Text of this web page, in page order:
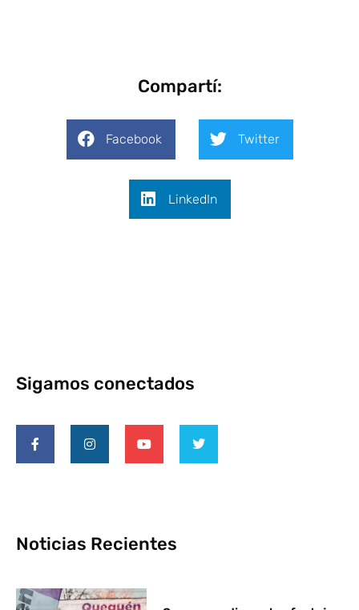
Compartí:
Facebook Twitter
LinkedIn
Sigamos conectados
Noticias Recientes